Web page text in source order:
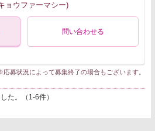
ョウファーマシー)
問い合わせる
応募状況によって募集終了の場合もございます。
た。（1-6件）